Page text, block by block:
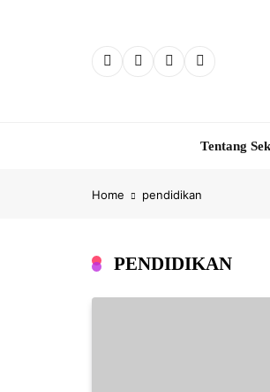
Tentang
Home pendidikan
PENDIDIKAN